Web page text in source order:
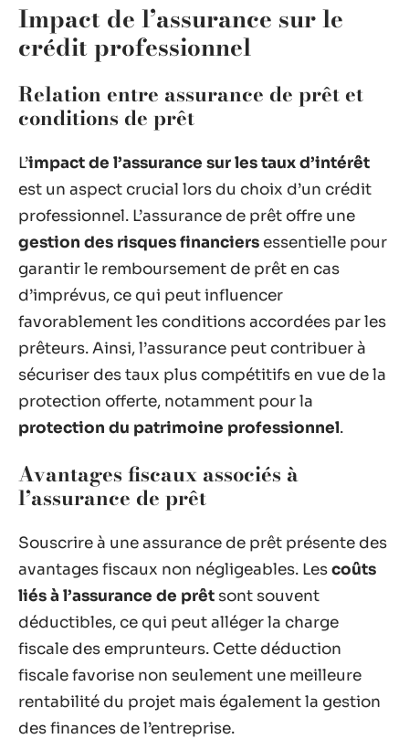
Impact de l’assurance sur le
crédit professionnel
Relation entre assurance de prêt et
conditions de prêt
L’impact de l’assurance sur les taux d’intérêt
est un aspect crucial lors du choix d’un crédit
professionnel. L’assurance de prêt offre une
gestion des risques financiers essentielle pour
garantir le remboursement de prêt en cas
d’imprévus, ce qui peut influencer
favorablement les conditions accordées par les
prêteurs. Ainsi, l’assurance peut contribuer à
sécuriser des taux plus compétitifs en vue de la
protection offerte, notamment pour la
protection du patrimoine professionnel.
Avantages fiscaux associés à
l’assurance de prêt
Souscrire à une assurance de prêt présente des
avantages fiscaux non négligeables. Lescoûts
liés à l’assurance de prêt sont souvent
déductibles, ce qui peut alléger la charge
fiscale des emprunteurs. Cette déduction
fiscale favorise non seulement une meilleure
rentabilité du projet mais également la gestion
des finances de l’entreprise.